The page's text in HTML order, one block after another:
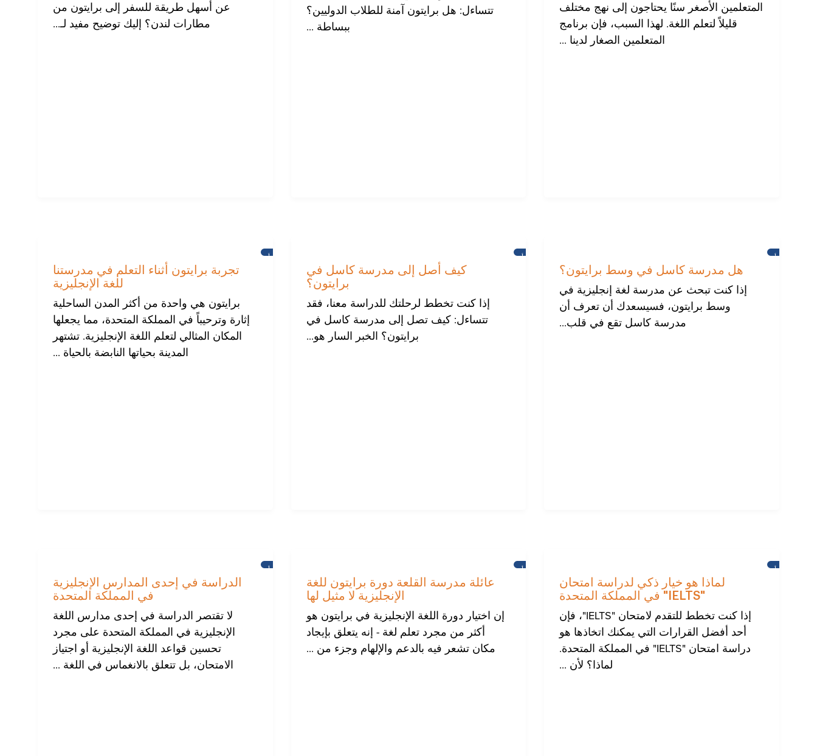
المتعلمين الأصغر سنًا يحتاجون إلى نهج مختلف
قليلاً لتعلم اللغة. لهذا السبب، فإن برنامج
المتعلمين الصغار لدينا ...
تتساءل: هل برايتون آمنة للطلاب الدوليين؟
ببساطة ...
عن أسهل طريقة للسفر إلى برايتون من
مطارات لندن؟ إليك توضيح مفيد لـ...
أخبار
هل مدرسة كاسل في وسط برايتون؟
إذا كنت تبحث عن مدرسة لغة إنجليزية في
وسط برايتون، فسيسعدك أن تعرف أن
مدرسة كاسل تقع في قلب...
أخبار
كيف أصل إلى مدرسة كاسل في
برايتون؟
إذا كنت تخطط لرحلتك للدراسة معنا، فقد
تتساءل: كيف تصل إلى مدرسة كاسل في
برايتون؟ الخبر السار هو...
أخبار
تجربة برايتون أثناء التعلم في مدرستنا
للغة الإنجليزية
برايتون هي واحدة من أكثر المدن الساحلية
إثارة وترحيباً في المملكة المتحدة، مما يجعلها
المكان المثالي لتعلم اللغة الإنجليزية. تشتهر
المدينة بحياتها النابضة بالحياة ...
أخبار
لماذا هو خيار ذكي لدراسة امتحان
"IELTS" في المملكة المتحدة
إذا كنت تخطط للتقدم لامتحان "IELTS"، فإن
أحد أفضل القرارات التي يمكنك اتخاذها هو
دراسة امتحان "IELTS" في المملكة المتحدة.
لماذا؟ لأن ...
أخبار
عائلة مدرسة القلعة دورة برايتون للغة
الإنجليزية لا مثيل لها
إن اختيار دورة اللغة الإنجليزية في برايتون هو
أكثر من مجرد تعلم لغة - إنه يتعلق بإيجاد
مكان تشعر فيه بالدعم والإلهام وجزء من ...
أخبار
الدراسة في إحدى المدارس الإنجليزية
في المملكة المتحدة
لا تقتصر الدراسة في إحدى مدارس اللغة
الإنجليزية في المملكة المتحدة على مجرد
تحسين قواعد اللغة الإنجليزية أو اجتياز
الامتحان، بل تتعلق بالانغماس في اللغة ...